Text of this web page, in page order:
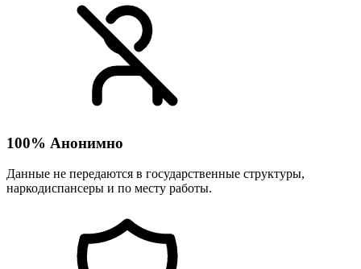
100% Анонимно
Данные не передаются в государственные структуры,
наркодиспансеры и по месту работы.